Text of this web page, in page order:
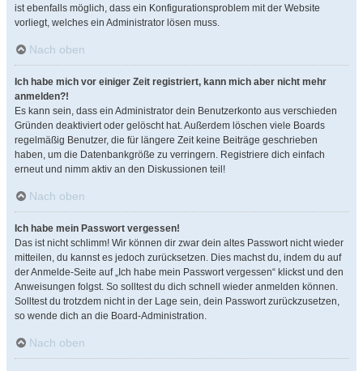
ist ebenfalls möglich, dass ein Konfigurationsproblem mit der Website
vorliegt, welches ein Administrator lösen muss.
Nach oben
Ich habe mich vor einiger Zeit registriert, kann mich aber nicht mehr
anmelden?!
Es kann sein, dass ein Administrator dein Benutzerkonto aus verschieden
Gründen deaktiviert oder gelöscht hat. Außerdem löschen viele Boards
regelmäßig Benutzer, die für längere Zeit keine Beiträge geschrieben
haben, um die Datenbankgröße zu verringern. Registriere dich einfach
erneut und nimm aktiv an den Diskussionen teil!
Nach oben
Ich habe mein Passwort vergessen!
Das ist nicht schlimm! Wir können dir zwar dein altes Passwort nicht wieder
mitteilen, du kannst es jedoch zurücksetzen. Dies machst du, indem du auf
der Anmelde-Seite auf „Ich habe mein Passwort vergessen“ klickst und den
Anweisungen folgst. So solltest du dich schnell wieder anmelden können.
Solltest du trotzdem nicht in der Lage sein, dein Passwort zurückzusetzen,
so wende dich an die Board-Administration.
Nach oben